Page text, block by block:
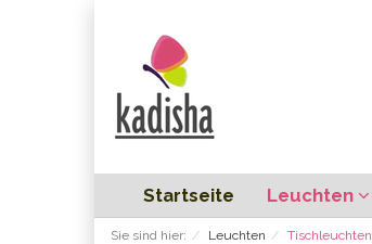
Startseite Leuchten
Sie sind hier: Leuchten Tischleuchten